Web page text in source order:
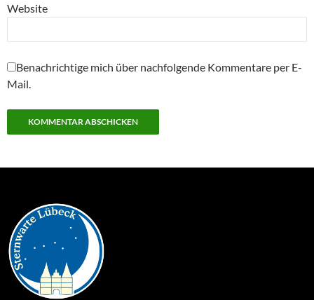
Website
Benachrichtige mich über nachfolgende Kommentare per E-
Mail.